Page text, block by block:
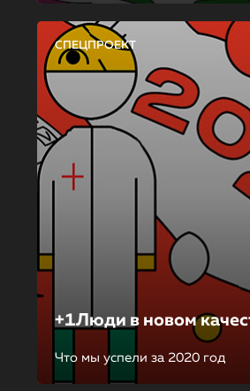
СПЕЦПРОЕКТ
+1Люди в новом
Что мы успели за 2020 год